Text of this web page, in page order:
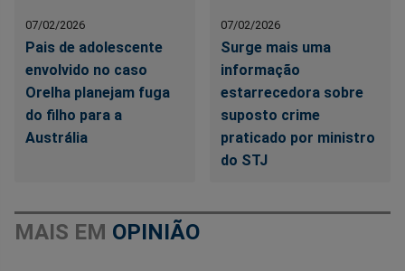
07/02/2026
Pais de adolescente
envolvido no caso
Orelha planejam fuga
do filho para a
Austrália
07/02/2026
Surge mais uma
informação
estarrecedora sobre
suposto crime
praticado por ministro
do STJ
MAIS EM OPINIÃO